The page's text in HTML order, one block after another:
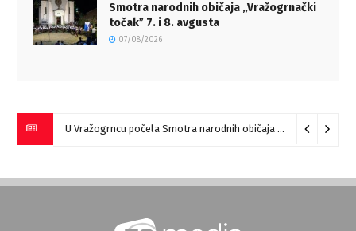
Smotra narodnih običaja „Vražogrnački
točakˮ 7. i 8. avgusta
07/08/2026
U Vražogrncu počela Smotra narodnih običaja „Vražogrnački točak“